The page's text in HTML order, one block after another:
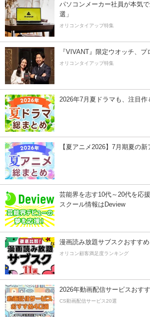
パソコンメーカー社員が本気
選」
オリコンタイアップ特集
『VIVANT』限定ウオッチ、
オリコンタイアップ特集
2026年7月夏ドラマも、注目作
【夏アニメ2026】7月期夏の
芸能界を志す10代～20代を応
スクール情報はDeview
漫画読み放題サブスクおすすめ
オリコン顧客満足度ランキング
2026年動画配信サービスおす
CS動画配信サービス20選